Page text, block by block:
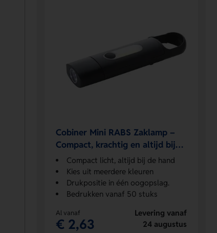
Cobiner Mini RABS Zaklamp –
Compact, krachtig en altijd bij
de hand
Compact licht, altijd bij de hand
Kies uit meerdere kleuren
Drukpositie in één oogopslag.
Bedrukken vanaf 50 stuks
Al vanaf
€ 2,63
Levering vanaf
24 augustus